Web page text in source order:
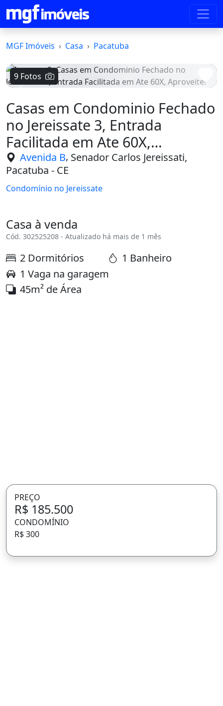
MGF Imóveis Casa Pacatuba
9 Fotos
Casas em Condominio Fechado
no Jereissate 3, Entrada
Facilitada em Ate 60X,
Aproveite!
Avenida B, Senador Carlos Jereissati,
Pacatuba - CE
Condomínio no Jereissate
Casa à venda
Cód. 302525208 - Atualizado há mais de 1 mês
2 Dormitórios
1 Banheiro
1 Vaga na garagem
45m² de Área
PREÇO
R$ 185.500
CONDOMÍNIO
R$ 300